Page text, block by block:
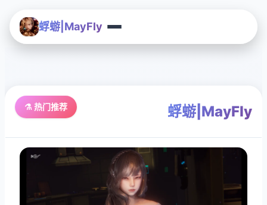
蜉蝣|MayFly
⚗️ 热门推荐 蜉蝣|MayFly